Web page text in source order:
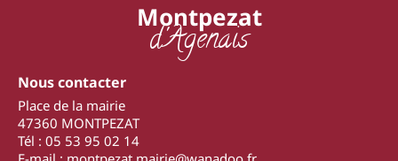
Montpezat
d'Agenais
Nous contacter
Place de la mairie
47360 MONTPEZAT
Tél : 05 53 95 02 14